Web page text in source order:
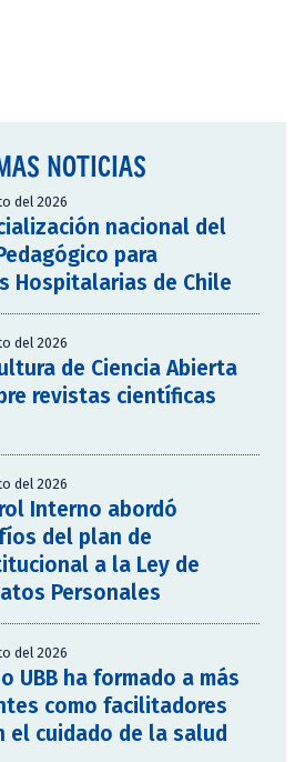
NOTICIAS
del 2026
nacional del
para
Hospitalarias de Chile
del 2026
de Ciencia Abierta
revistas científicas
del 2026
Interno abordó
del plan de
a la Ley de
Personales
del 2026
UBB ha formado a más
como facilitadores
el cuidado de la salud